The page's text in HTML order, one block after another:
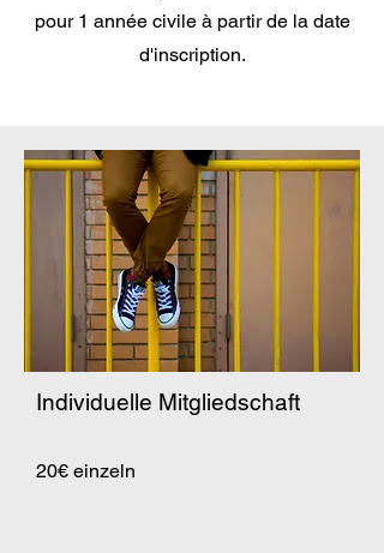
pour 1 année civile à partir de la date
d'inscription.
Individuelle Mitgliedschaft
20€ einzeln